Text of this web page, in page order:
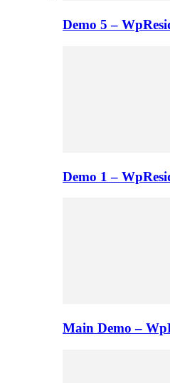
Demo 5 –
Demo 1 –
Main Demo –